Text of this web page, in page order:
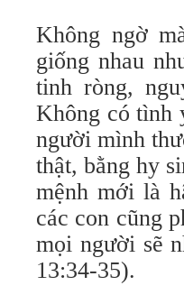
Không ngờ
giống nhau
tinh ròng,
Không có tình
người mình
thật, bằng hy
mệnh mới là
các con cũng
mọi người sẽ
13:34-35).